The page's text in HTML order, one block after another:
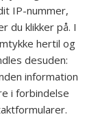
IP-nummer,
du klikker på. I
hertil og
desuden:
information
i forbindelse